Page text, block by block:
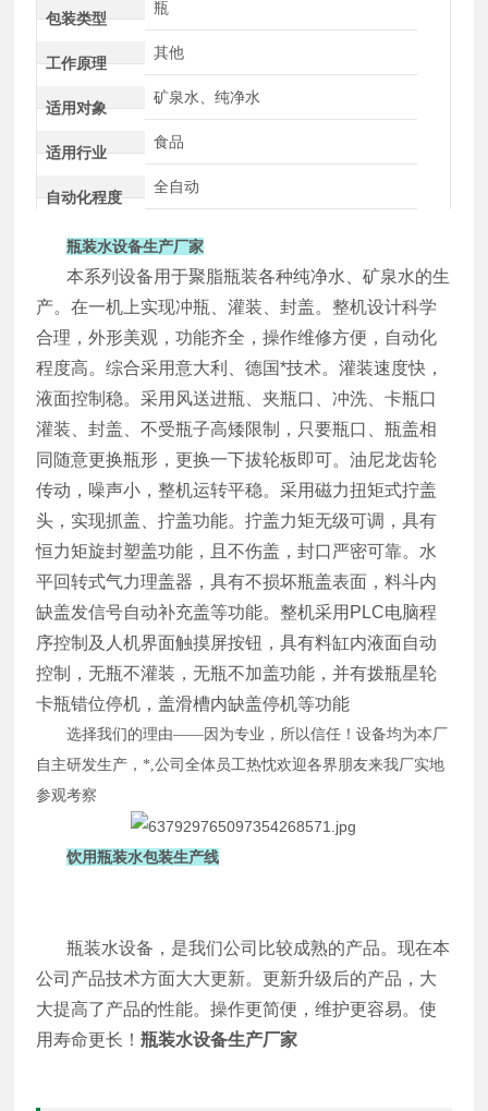
包装类型
瓶
工作原理
其他
适用对象
矿泉水、纯净水
适用行业
食品
自动化程度
全自动
瓶装水设备生产厂家
本系列设备用于聚脂瓶装各种纯净水、矿泉水的生
产。在一机上实现冲瓶、灌装、封盖。整机设计科学
合理，外形美观，功能齐全，操作维修方便，自动化
程度高。综合采用意大利、德国*技术。灌装速度快，
液面控制稳。采用风送进瓶、夹瓶口、冲洗、卡瓶口
灌装、封盖、不受瓶子高矮限制，只要瓶口、瓶盖相
同随意更换瓶形，更换一下拔轮板即可。油尼龙齿轮
传动，噪声小，整机运转平稳。采用磁力扭矩式拧盖
头，实现抓盖、拧盖功能。拧盖力矩无级可调，具有
恒力矩旋封塑盖功能，且不伤盖，封口严密可靠。水
平回转式气力理盖器，具有不损坏瓶盖表面，料斗内
缺盖发信号自动补充盖等功能。整机采用PLC电脑程
序控制及人机界面触摸屏按钮，具有料缸内液面自动
控制，无瓶不灌装，无瓶不加盖功能，并有拨瓶星轮
卡瓶错位停机，盖滑槽内缺盖停机等功能
选择我们的理由——因为专业，所以信任！设备均为本厂
自主研发生产，* ,公司全体员工热忱欢迎各界朋友来我厂实地
参观考察
饮用瓶装水包装生产线
瓶装水设备，是我们公司比较成熟的产品。现在本
公司产品技术方面大大更新。更新升级后的产品，大
大提高了产品的性能。操作更简便，维护更容易。使
用寿命更长！瓶装水设备生产厂家